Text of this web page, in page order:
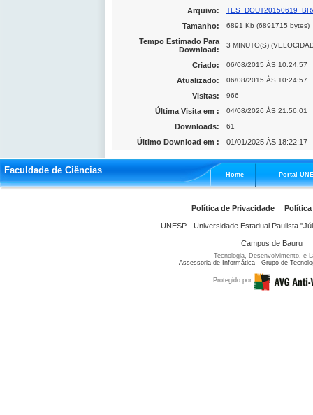
Arquivo:
Tamanho: 6891 Kb (6891715 bytes)
Tempo Estimado Para
Download:
3 MINUTO(S)
Criado: 06/08/2015 ÀS 10:24:57
Atualizado: 06/08/2015 ÀS 10:24:57
Visitas: 966
Última Visita em : 04/08/2026 ÀS 21:56:01
Downloads: 61
Último Download em : 01/01/2025 ÀS 18:22:17
Faculdade de Ciências Home Portal
Política de Privacidade Política
UNESP - Universidade Estadual Paulista
Campus de Bauru
Tecnologia, Desenvolvimento, e
Assessoria de Informática - Grupo de
Protegido por